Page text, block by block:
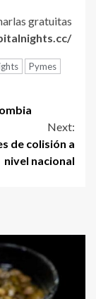
gratuitas
Pymes
Next:
de colisión a
nivel nacional